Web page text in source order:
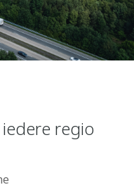
regio